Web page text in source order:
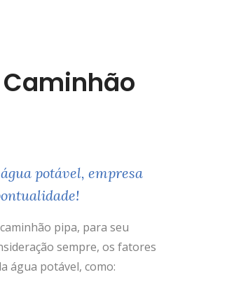
potável, empresa
pipa, para seu
sempre, os fatores
água potável, como: